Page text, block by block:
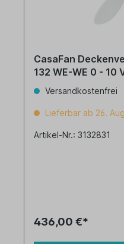
CasaFan
132 WE-WE 0 - 10
Versandkostenfrei
Lieferbar ab 26.
Artikel-Nr.: 3132831
436,00 €*